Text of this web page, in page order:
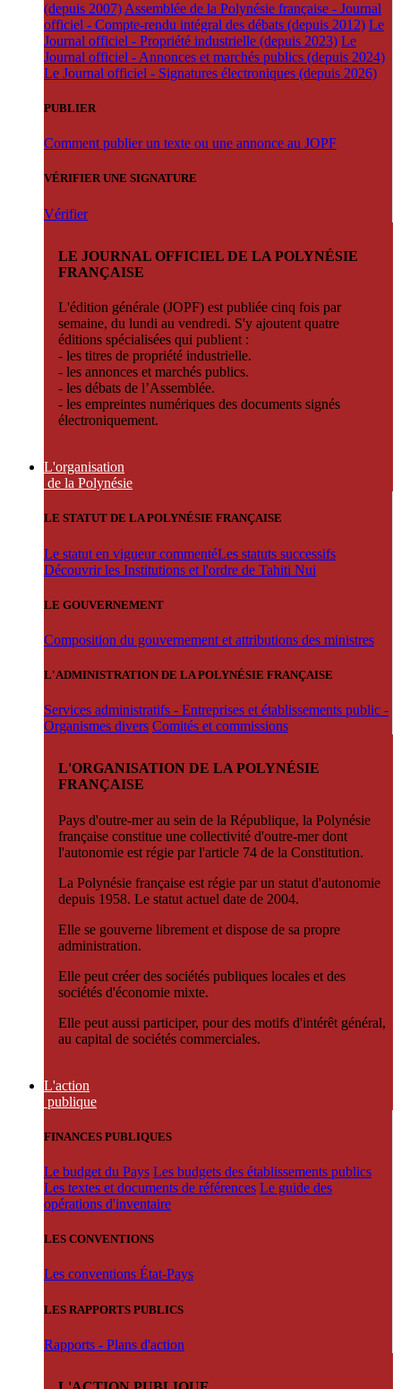
(depuis 2007) Assemblée de la Polynésie française - Journal
officiel - Compte-rendu intégral des débats (depuis 2012) Le
Journal officiel - Propriété industrielle (depuis 2023) Le
Journal officiel - Annonces et marchés publics (depuis 2024)
Le Journal officiel - Signatures électroniques (depuis 2026)
PUBLIER
Comment publier un texte ou une annonce au JOPF
VÉRIFIER UNE SIGNATURE
Vérifier
LE JOURNAL OFFICIEL DE LA POLYNÉSIE
FRANÇAISE
L'édition générale (JOPF) est publiée cinq fois par
semaine, du lundi au vendredi. S'y ajoutent quatre
éditions spécialisées qui publient :
- les titres de propriété industrielle.
- les annonces et marchés publics.
- les débats de l’Assemblée.
- les empreintes numériques des documents signés
électroniquement.
L'organisation
de la Polynésie
LE STATUT DE LA POLYNÉSIE FRANÇAISE
Le statut en vigueur commentéLes statuts successifs
Découvrir les Institutions et l'ordre de Tahiti Nui
LE GOUVERNEMENT
Composition du gouvernement et attributions des ministres
L'ADMINISTRATION DE LA POLYNÉSIE FRANÇAISE
Services administratifs - Entreprises et établissements public -
Organismes divers Comités et commissions
L'ORGANISATION DE LA POLYNÉSIE
FRANÇAISE
Pays d'outre-mer au sein de la République, la Polynésie
française constitue une collectivité d'outre-mer dont
l'autonomie est régie par l'article 74 de la Constitution.
La Polynésie française est régie par un statut d'autonomie
depuis 1958. Le statut actuel date de 2004.
Elle se gouverne librement et dispose de sa propre
administration.
Elle peut créer des sociétés publiques locales et des
sociétés d'économie mixte.
Elle peut aussi participer, pour des motifs d'intérêt général,
au capital de sociétés commerciales.
L'action
publique
FINANCES PUBLIQUES
Le budget du Pays Les budgets des établissements publics
Les textes et documents de références Le guide des
opérations d'inventaire
LES CONVENTIONS
Les conventions État-Pays
LES RAPPORTS PUBLICS
Rapports - Plans d'action